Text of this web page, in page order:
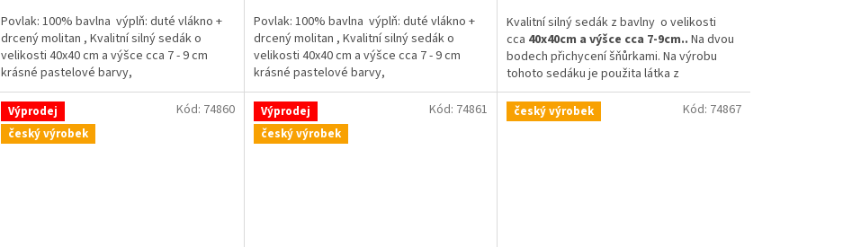
Povlak: 100% bavlna výplň: duté vlákno +
drcený molitan , Kvalitní silný sedák o
velikosti 40x40 cm a výšce cca 7 - 9 cm
krásné pastelové barvy,
z
5
hvězdiček.
Povlak: 100% bavlna výplň: duté vlákno +
drcený molitan , Kvalitní silný sedák o
velikosti 40x40 cm a výšce cca 7 - 9 cm
krásné pastelové barvy,
Kvalitní silný sedák z bavlny o velikosti
cca 40x40cm a výšce cca 7-9cm.. Na dvou
bodech přichycení šňůrkami. Na výrobu
tohoto sedáku je použita látka z
různorodého vzoru. Z metru látky se střihají
3 takové sedáky, je třeba brát v úvahu, že
sedáky nemusí být úplně stejné.
Výprodej
český výrobek
Kód: 74860
Výprodej
český výrobek
Kód: 74861 český výrobek Kód: 74867